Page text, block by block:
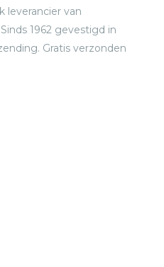
leverancier van
1962 gevestigd in
Gratis verzonden